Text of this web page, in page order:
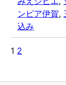
ンピア伊賀,
込み
1 2